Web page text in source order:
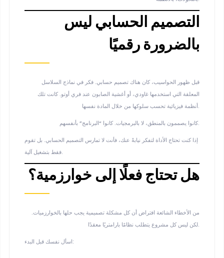
التصميم الحسابي ليس
بالضرورة رقميًا
قبل ظهور الحواسيب، كان هناك تصميم حسابي. فكر في نماذج السلاسل
المعلقة التي استخدمها غاودي، أو أغشية الصابون عند فري أوتو. كانت تلك
أنظمة فيزيائية تحسب سلوكها من خلال المادة نفسها.
كانوا يصممون بالمنطق، لا بالبرمجيات. كانوا “البرنامج” بأنفسهم.
إذا كنت تحتاج الأداة لتفكر نيابةً عنك، فأنت لا تمارس التصميم الحسابي. بل تقوم
فقط بتشغيل آلية.
هل تحتاج فعلًا إلى خوارزمية؟
من الأخطاء الشائعة افتراض أن كل مشكلة تصميمية يجب حلها بالخوارزميات.
لكن ليس كل مشروع يتطلب نظامًا بارامتريًا معقدًا.
اسأل نفسك قبل البدء: